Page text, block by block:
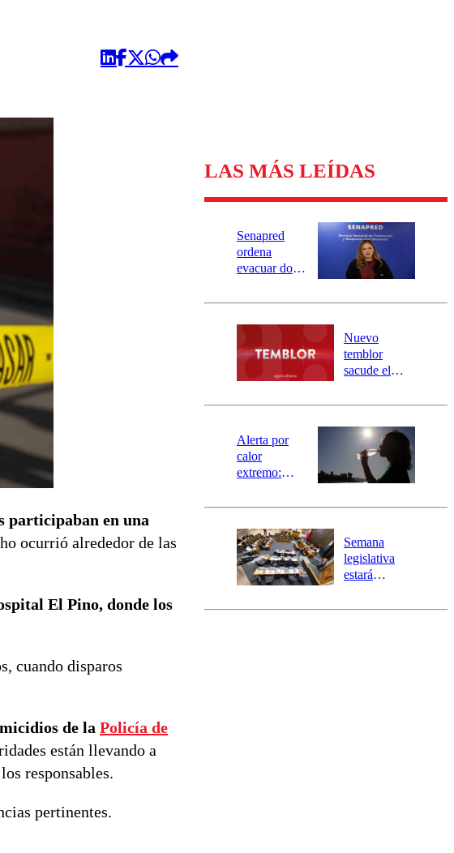
participaban en una
ocurrió alrededor de las
El Pino, donde los
cuando disparos
de la Policía de
están llevando a
responsables.
pertinentes.
LAS MÁS LEÍDAS
Senapred
ordena
evacuar dos
Carahue por
río Damas:
activa
mensajería
SAE
Nuevo
temblor
sacude el
revisa la
epicentro
Alerta por
calor
extremo:
activa Alerta
Preventiva en
tres comunas
Semana
legislativa
estará
el fin de la